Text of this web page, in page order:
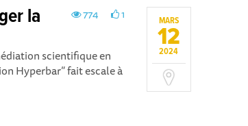
MARS
12
2024
774 1
la
scientifique en
Hyperbar” fait escale à